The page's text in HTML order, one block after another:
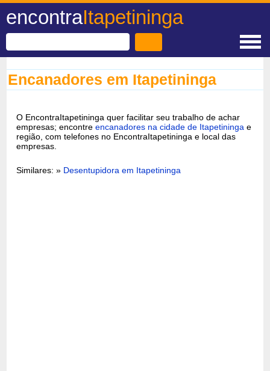
encontraItapetininga
Encanadores em Itapetininga
O EncontraItapetininga quer facilitar seu trabalho de achar
empresas; encontreencanadores na cidade de Itapetininga e
região, com telefones no EncontraItapetininga e local das
empresas.
Similares: » Desentupidora em Itapetininga